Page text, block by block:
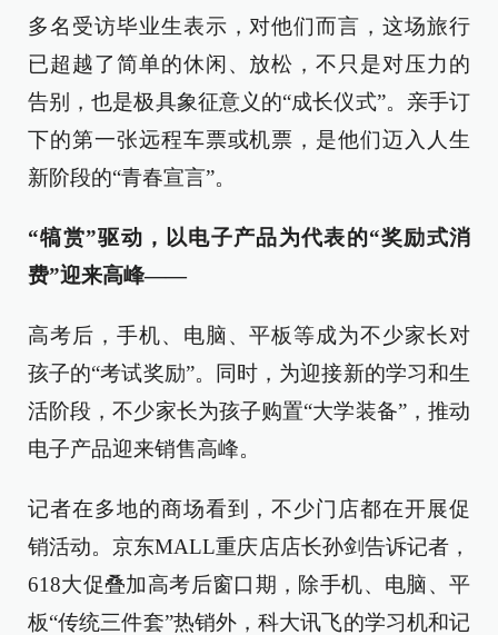
多名受访毕业生表示，对他们而言，这场旅行
已超越了简单的休闲、放松，不只是对压力的
告别，也是极具象征意义的“成长仪式”。亲手订
下的第一张远程车票或机票，是他们迈入人生
新阶段的“青春宣言”。
“犒赏”驱动，以电子产品为代表的“奖励式消
费”迎来高峰——
高考后，手机、电脑、平板等成为不少家长对
孩子的“考试奖励”。同时，为迎接新的学习和生
活阶段，不少家长为孩子购置“大学装备”，推动
电子产品迎来销售高峰。
记者在多地的商场看到，不少门店都在开展促
销活动。京东MALL重庆店店长孙剑告诉记者，
618大促叠加高考后窗口期，除手机、电脑、平
板“传统三件套”热销外，科大讯飞的学习机和记